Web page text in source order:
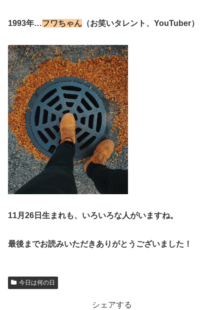
1993年…フワちゃん （お笑いタレント、YouTuber）
11月26日生まれも、いろいろな人がいますね。
最後までお読みいただきありがとうございました！
今日は何の日
シェアする